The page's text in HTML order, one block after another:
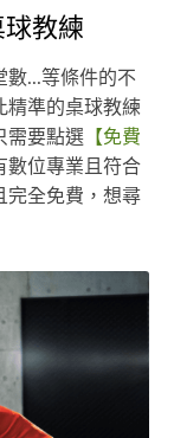
教練
數...等條件的不
精準的桌球教練
需要點選 【免費
數位專業且符合
完全免費，想尋